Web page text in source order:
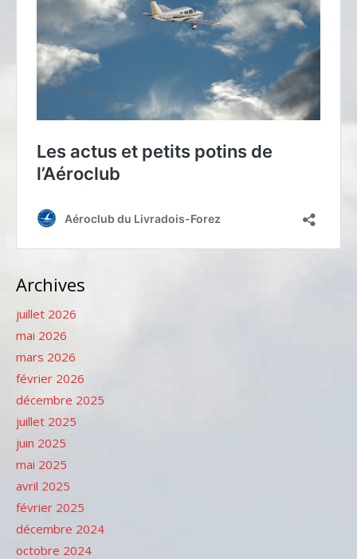
Archives
juillet 2026
mai 2026
mars 2026
février 2026
décembre 2025
juillet 2025
juin 2025
mai 2025
avril 2025
février 2025
décembre 2024
octobre 2024